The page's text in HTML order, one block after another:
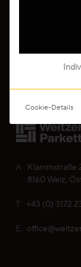
A Klammstraße
8160 Weiz,
T +43 (0) 3172
E
Cookie-Details